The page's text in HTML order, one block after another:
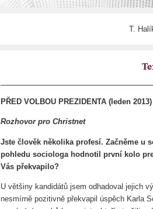
T.
PŘED VOLBOU PREZIDENTA (leden 2013)
Rozhovor pro Christnet
Jste člověk několika profesí. Začněme u
pohledu sociologa hodnotil první kolo
Vás překvapilo?
U většiny kandidátů jsem odhadoval jejich
nesmírně pozitivně překvapil úspěch Karla